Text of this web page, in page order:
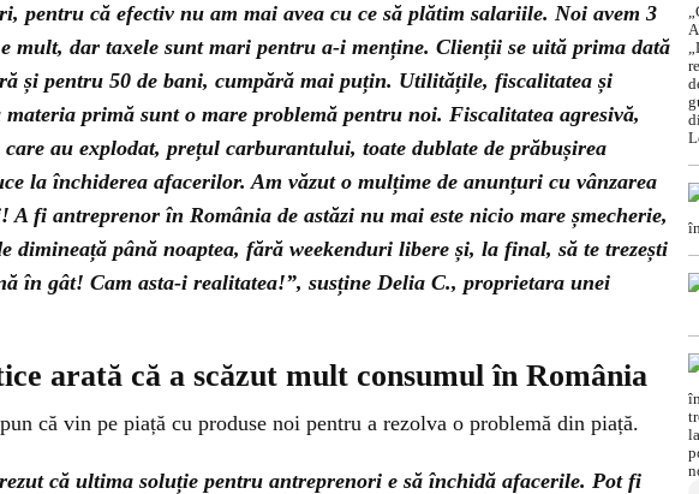
pentru că efectiv nu am mai avea cu ce să plătim salariile. Noi avem 3
mult, dar taxele sunt mari pentru a-i menține. Clienții se uită prima dată
și pentru 50 de bani, cumpără mai puțin. Utilitățile, fiscalitatea și
primă sunt o mare problemă pentru noi. Fiscalitatea agresivă,
au explodat, prețul carburantului, toate dublate de prăbușirea
la închiderea afacerilor. Am văzut o mulțime de anunțuri cu vânzarea
fi antreprenor în România de astăzi nu mai este nicio mare șmecherie,
dimineață până noaptea, fără weekenduri libere și, la final, să te trezești
în gât! Cam asta-i realitatea!”, susține Delia C., proprietara unei
arată că a scăzut mult consumul în România
că vin pe piață cu produse noi pentru a rezolva o problemă din piață.
că ultima soluție pentru antreprenori e să închidă afacerile. Pot fi